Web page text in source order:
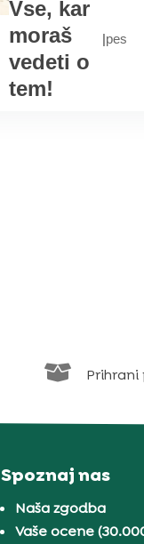
Vse, kar
moraš
vedeti o
tem!
|pes

Spoznaj nas
Naša zgodba
Vaše ocene